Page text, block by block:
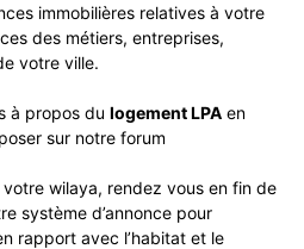
immobilières relatives à votre
des métiers, entreprises,
votre ville.
à propos du logement LPA en
sur notre forum
wilaya, rendez vous en fin de
système d’annonce pour
rapport avec l’habitat et le